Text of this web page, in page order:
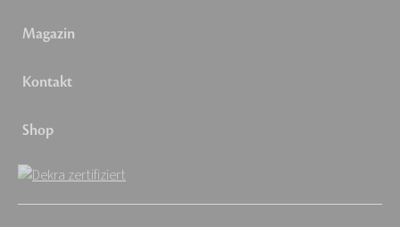
Magazin
Kontakt
Shop